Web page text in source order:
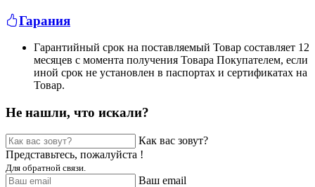
Гарания
Гарантийный срок на поставляемый Товар составляет 12
месяцев с момента получения Товара Покупателем, если
иной срок не установлен в паспортах и сертификатах на
Товар.
Не нашли, что искали?
Как вас зовут?
Представьтесь, пожалуйста !
Для обратной связи.
Ваш email